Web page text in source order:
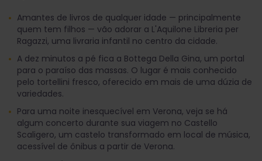
Amantes de livros de qualquer idade — principalmente
quem tem filhos — vão adorar a L'Aquilone Libreria per
Ragazzi, uma livraria infantil no centro da cidade.
A dez minutos a pé fica a Bottega Della Gina, um portal
para o paraíso das massas. O lugar é mais conhecido
pelo tortellini fresco, oferecido em mais de uma dúzia de
variedades.
Para uma noite inesquecível em Verona, veja se há
algum concerto durante sua viagem no Castello
Scaligero, um castelo transformado em local de música,
acessível de ônibus a partir de Verona.